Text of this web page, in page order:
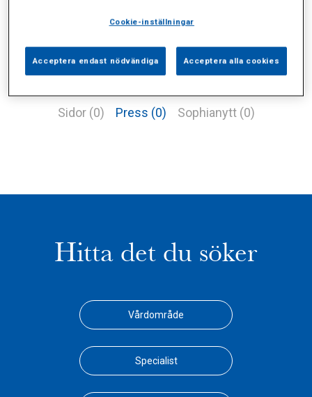
Sidor (0) Press (0) Sophianytt (0)
Hitta det du söker
Vårdområde
Specialist
Cookie-inställningar
Acceptera endast nödvändiga Acceptera alla cookies